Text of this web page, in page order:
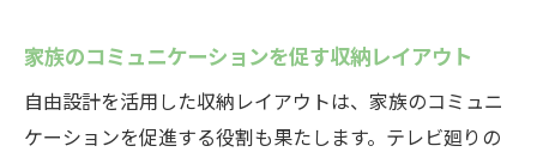
家族のコミュニケーションを促す収納レイアウト
自由設計を活用した収納レイアウトは、家族のコミュニ
ケーションを促進する役割も果たします。テレビ廻りの